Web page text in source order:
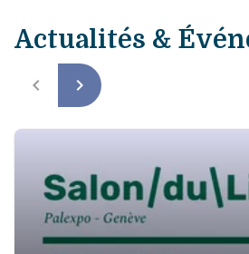
Actualités &
navigate_before navigate_next